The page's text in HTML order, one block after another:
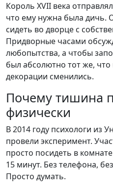
Король XVII века
что ему нужна была дичь.
сидеть во дворце с
Придворные часами
любопытства, а чтобы
был абсолютно тот же, что
декорации сменились.
Почему тишина
физически
В 2014 году психологи из
провели эксперимент.
просто посидеть в
15 минут. Без телефона,
Просто думать.